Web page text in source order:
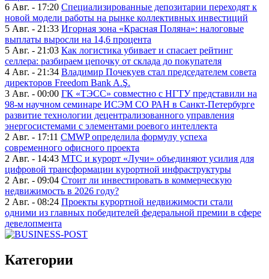
6 Авг. - 17:20 Специализированные депозитарии переходят к
новой модели работы на рынке коллективных инвестиций
5 Авг. - 21:33 Игорная зона «Красная Поляна»: налоговые
выплаты выросли на 14,6 процента
5 Авг. - 21:03 Как логистика убивает и спасает рейтинг
селлера: разбираем цепочку от склада до покупателя
4 Авг. - 21:34 Владимир Почекуев стал председателем совета
директоров Freedom Bank A.Ş.
3 Авг. - 00:00 ГК «ТЭСС» совместно с НГТУ представили на
98-м научном семинаре ИСЭМ СО РАН в Санкт-Петербурге
развитие технологии децентрализованного управления
энергосистемами с элементами роевого интеллекта
2 Авг. - 17:11 CMWP определила формулу успеха
современного офисного проекта
2 Авг. - 14:43 МТС и курорт «Лучи» объединяют усилия для
цифровой трансформации курортной инфраструктуры
2 Авг. - 09:04 Стоит ли инвестировать в коммерческую
недвижимость в 2026 году?
2 Авг. - 08:24 Проекты курортной недвижимости стали
одними из главных победителей федеральной премии в сфере
девелопмента
Категории